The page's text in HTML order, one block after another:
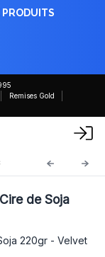
PRODUITS
Remises Gold
de Soja